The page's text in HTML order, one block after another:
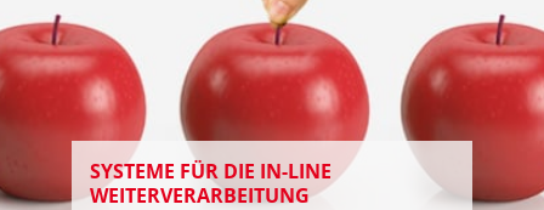
SYSTEME FÜR DIE IN-LINE
WEITERVERARBEITUNG